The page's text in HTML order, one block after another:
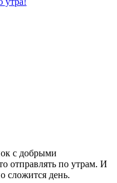
с добрыми
отправлять по утрам. И
сложится день.